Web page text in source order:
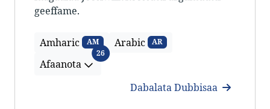
geeffame.
Amharic AM Arabic AR
Afaanota
26Afaanota
Dabalata Dubbisaa